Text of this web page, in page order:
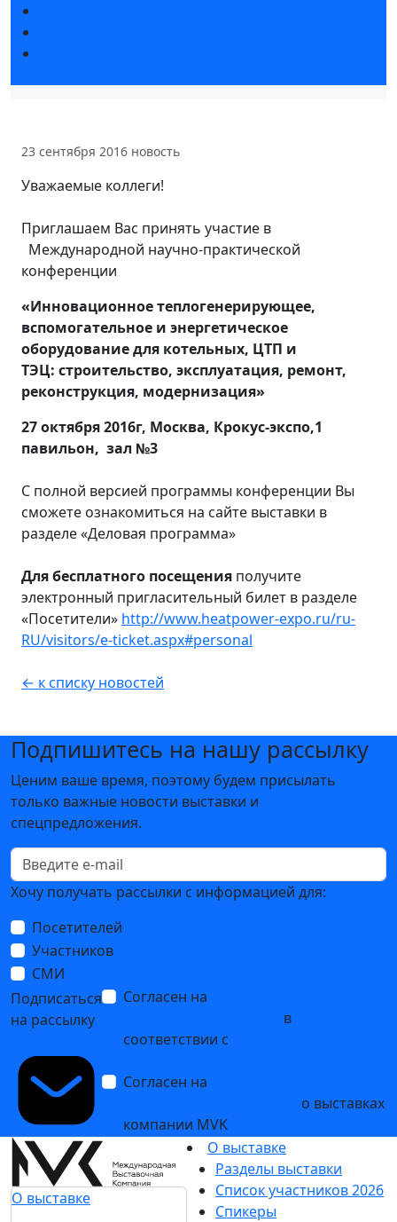
23 сентября 2016 новость
Уважаемые коллеги!
Приглашаем Вас принять участие в
Международной научно-практической
конференции
«Инновационное теплогенерирующее,
вспомогательное и энергетическое
оборудование для котельных, ЦТП и
ТЭЦ: строительство, эксплуатация, ремонт,
реконструкция, модернизация»
27 октября 2016г, Москва, Крокус-экспо,1
павильон, зал №3
С полной версией программы конференции Вы
сможете ознакомиться на сайте выставки в
разделе «Деловая программа»
Для бесплатного посещения получите
электронный пригласительный билет в разделе
«Посетители» http://www.heatpower-expo.ru/ru-
RU/visitors/e-ticket.aspx#personal
← к списку новостей
Подпишитесь на нашу рассылку
Ценим ваше время, поэтому будем присылать
только важные новости выставки и
спецпредложения.
Хочу получать рассылки с информацией для:
Посетителей
Участников
СМИ
Подписаться
на рассылку
Согласен на
в
соответствии с
Согласен на
о выставках
компании MVK
О выставке
О выставке
Разделы выставки
Список участников 2026
Спикеры